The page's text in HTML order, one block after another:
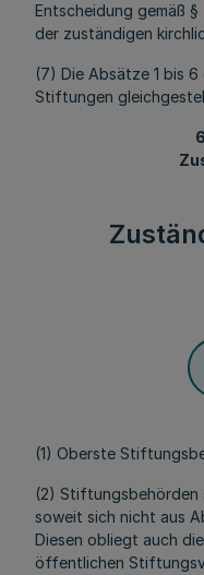
Entscheidung gemäß
der zuständigen
(7) Die Absätze 1 bis
Stiftungen
(1) Oberste
(2) Stiftungsbehörden
soweit sich nicht aus
Diesen obliegt auch
öffentlichen